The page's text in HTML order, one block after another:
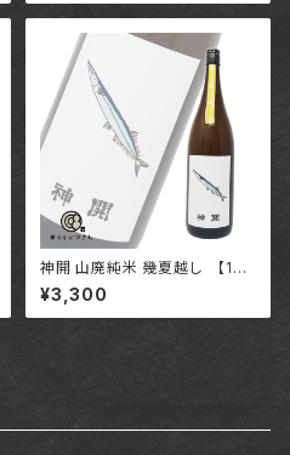
神開 山廃純米 幾夏越し 【180
0ml】/ 滋賀 藤本酒造株式会社
¥3,300